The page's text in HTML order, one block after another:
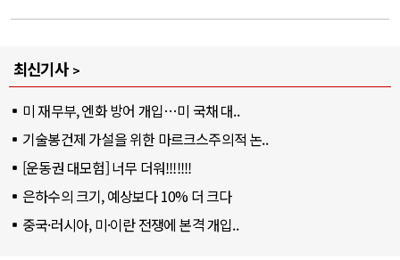
최신기사
미 재무부, 엔화 방어 개입…미 국채 대..
기술봉건제 가설을 위한 마르크스주의적 논..
[운동권 대모험] 너무 더워!!!!!!!
은하수의 크기, 예상보다 10% 더 크다
중국·러시아, 미·이란 전쟁에 본격 개입..